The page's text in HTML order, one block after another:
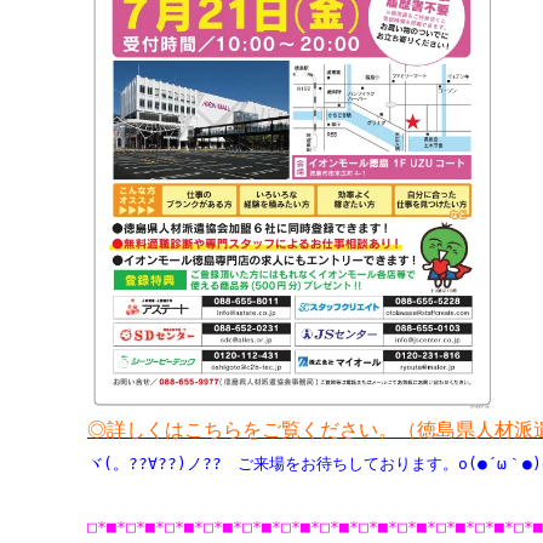
◎詳しくはこちらをご覧ください。（徳島県人材派
ヾ(。??∀??)ノ??　ご来場をお待ちしております。o(●´ω｀